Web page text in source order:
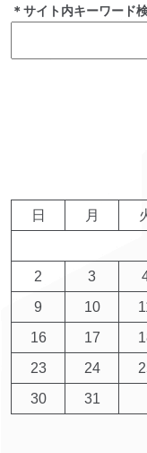
＊サイト内キーワード
日 月
2
3
9
10
16
17
23
24
30
31